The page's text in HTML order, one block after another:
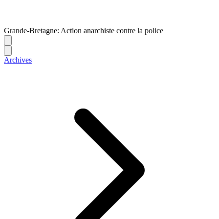
Grande-Bretagne: Action anarchiste contre la police
Archives